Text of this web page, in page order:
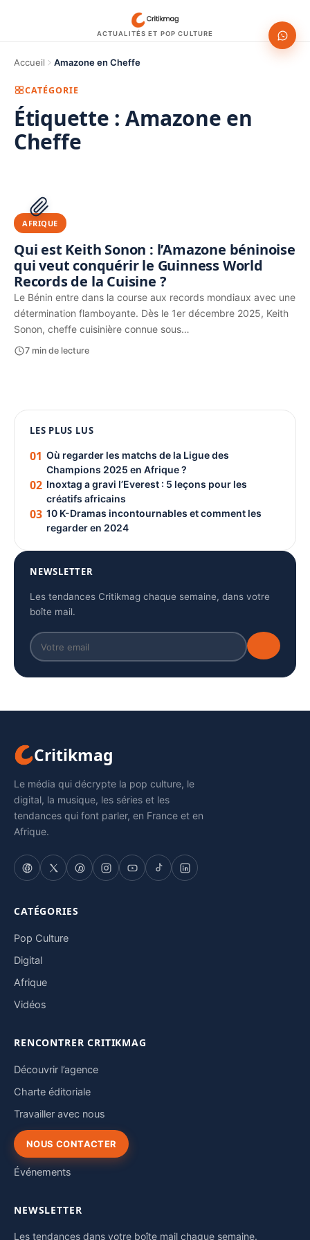
ACTUALITÉS ET POP CULTURE
Accueil Amazone en Cheffe
CATÉGORIE
Étiquette :Amazone en
Cheffe
PUBLICITÉ
AFRIQUE
Qui est Keith Sonon : l’Amazone béninoise
qui veut conquérir le Guinness World
Records de la Cuisine ?
Le Bénin entre dans la course aux records mondiaux avec une
détermination flamboyante. Dès le 1er décembre 2025, Keith
Sonon, cheffe cuisinière connue sous…
7 min de lecture
PUBLICITÉ
LES PLUS LUS
01 Où regarder les matchs de la Ligue des
Champions 2025 en Afrique ?
02 Inoxtag a gravi l’Everest : 5 leçons pour les
créatifs africains
03 10 K-Dramas incontournables et comment les
regarder en 2024
NEWSLETTER
Les tendances Critikmag chaque semaine, dans votre
boîte mail.
Critikmag
Le média qui décrypte la pop culture, le
digital, la musique, les séries et les
tendances qui font parler, en France et en
Afrique.
CATÉGORIES
Pop Culture
Digital
Afrique
Vidéos
RENCONTRER CRITIKMAG
Découvrir l’agence
Charte éditoriale
Travailler avec nous
NOUS CONTACTER
Événements
NEWSLETTER
Les tendances dans votre boîte mail chaque semaine.